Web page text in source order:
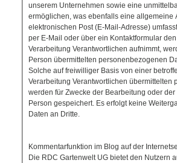
unserem Unternehmen sowie eine
ermöglichen, was ebenfalls eine allgemeine
elektronischen Post (E-Mail-Adresse)
per E-Mail oder über ein Kontaktformular
Verarbeitung Verantwortlichen aufnimmt,
Person übermittelten personenbezogenen
Solche auf freiwilliger Basis von einer
Verarbeitung Verantwortlichen übermittelten
werden für Zwecke der Bearbeitung oder
Person gespeichert. Es erfolgt keine
Daten an Dritte.
Kommentarfunktion im Blog auf der
Die RDC Gartenwelt UG bietet den Nutzern